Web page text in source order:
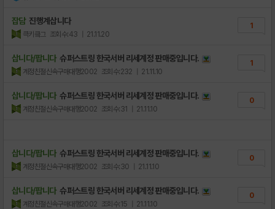
잡담 진행계삽니다
큭키킄그 조회수:43 | 21.11.20
1
삽니다/팝니다 슈퍼스트링 한국서버 리세계정 판매중입니다.
계정친절신속구매대행2002 조회수:232 | 21.11.10
1
삽니다/팝니다 슈퍼스트링 한국서버 리세계정 판매중입니다.
계정친절신속구매대행2002 조회수:31 | 21.11.10
0
삽니다/팝니다 슈퍼스트링 한국서버 리세계정 판매중입니다.
계정친절신속구매대행2002 조회수:30 | 21.11.10
0
삽니다/팝니다 슈퍼스트링 한국서버 리세계정 판매중입니다.
계정친절신속구매대행2002 조회수:15 | 21.11.10
0